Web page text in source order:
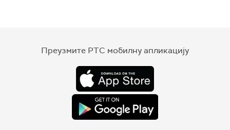
Преузмите РТС мобилну апликацију